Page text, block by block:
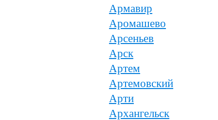
Армавир
Аромашево
Арсеньев
Арск
Артем
Артемовский
Арти
Архангельск